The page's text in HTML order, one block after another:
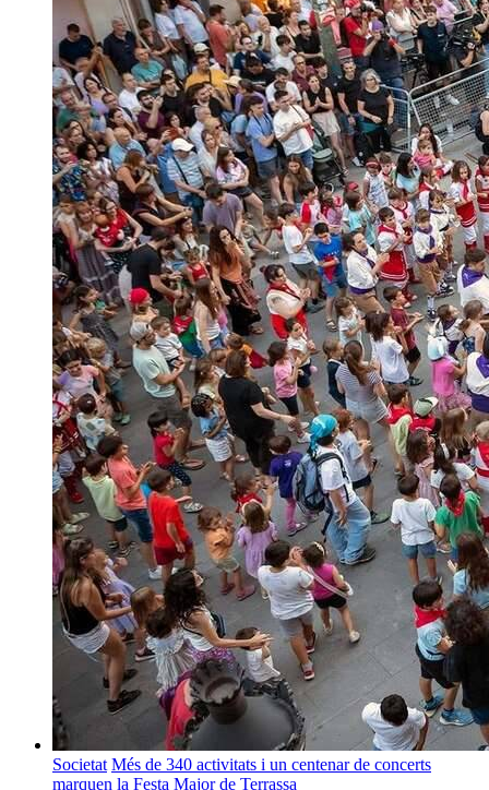
Societat Més de 340 activitats i un centenar de concerts
marquen la Festa Major de Terrassa